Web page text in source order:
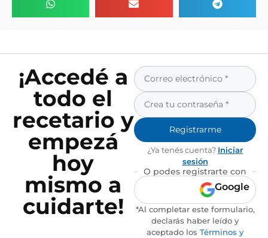
¡Accedé a
todo el
recetario y
empezá
hoy
mismo a
cuidarte!
Registrarme
¿Ya tenés cuenta? Iniciar
sesión
O podes registrarte con
Google
*Al completar este formulario,
declarás haber leído y
aceptado los Términos y